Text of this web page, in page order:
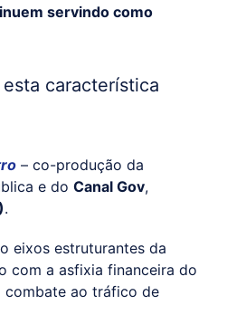
servindo como
característica
– co-produção da
e do Canal Gov,
.
eixos estruturantes da
com a asfixia financeira do
combate ao tráfico de